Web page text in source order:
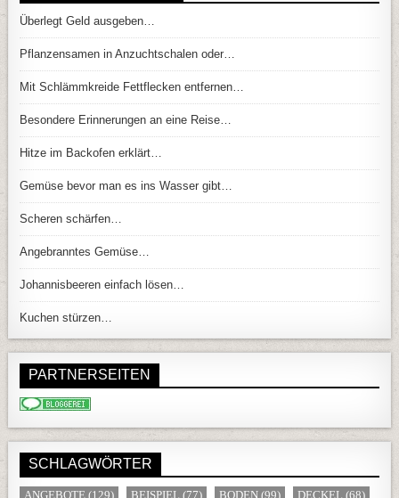
Überlegt Geld ausgeben…
Pflanzensamen in Anzuchtschalen oder…
Mit Schlämmkreide Fettflecken entfernen…
Besondere Erinnerungen an eine Reise…
Hitze im Backofen erklärt…
Gemüse bevor man es ins Wasser gibt…
Scheren schärfen…
Angebranntes Gemüse…
Johannisbeeren einfach lösen…
Kuchen stürzen…
PARTNERSEITEN
SCHLAGWÖRTER
ANGEBOTE (129) BEISPIEL (77) BODEN (99) DECKEL (68)